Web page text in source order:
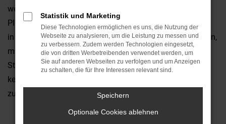
werden somit zu einem regelrechten Erlebnis. Der
Pluspunkt, den nur ein Alfa Romeo Neuwagen liefert, liegt
in der Individualität Ihres Fahrzeugs. Sie allein entscheiden,
mit welcher Motorisierung oder welcher Lackfarbe Sie in
Straubing durchstarten. Mit unseren Konfigurator ist das
kein Problem und gerne stehen wir Ihnen mit Rat und Tat
zur Seite.
Statistik und Marketing
Diese Technologien ermöglichen es uns, die Nutzung der
Webseite zu analysieren, um die Leistung zu messen und
zu verbessern. Zudem werden Technologien eingesetzt,
die von dritten Werbetreibenden verwendet werden, um
Sie auf anderen Webseiten zu verfolgen und um Anzeigen
zu schalten, die für Ihre Interessen relevant sind.
Speichern
Optionale Cookies ablehnen